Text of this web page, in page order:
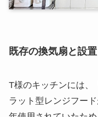
既存の換気扇と設
T様のキッチンには、
ラット型レンジフー